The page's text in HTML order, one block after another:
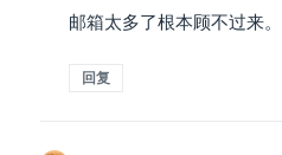
邮箱太多了根本顾不过来。
回复